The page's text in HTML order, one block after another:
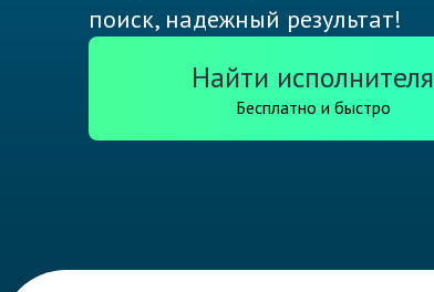
поиск, надежный результат!
Найти исполнителя
Бесплатно и быстро